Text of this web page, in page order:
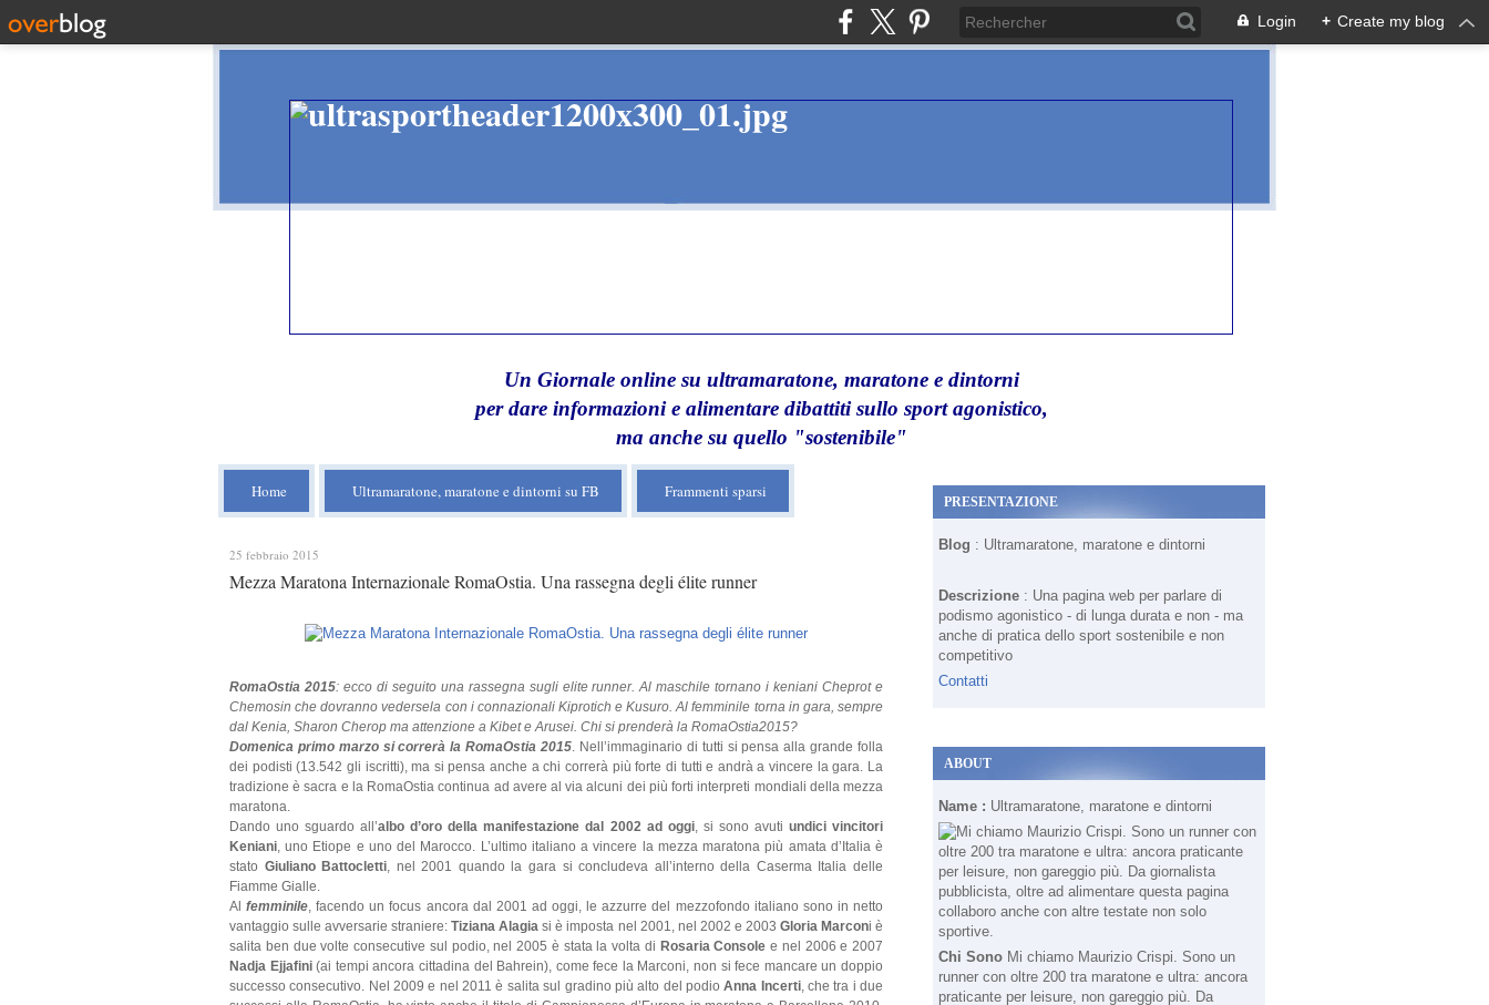
Login + Create my blog
Un Giornale online su ultramaratone, maratone e dintorni
per dare informazioni e alimentare dibattiti sullo sport agonistico,
ma anche su quello "sostenibile"
Home Ultramaratone, maratone e dintorni su FB Frammenti sparsi
25 febbraio 2015
Mezza Maratona Internazionale RomaOstia. Una rassegna degli élite runner
RomaOstia 2015: ecco di seguito una rassegna sugli elite runner.Al maschile tornano i keniani Cheprot e
Chemosin che dovranno vedersela con i connazionali Kiprotich e Kusuro. Al femminile torna in gara, sempre
dal Kenia, Sharon Cherop ma attenzione a Kibet e Arusei. Chi si prenderà la RomaOstia2015?
Domenica primo marzo si correrà la RomaOstia 2015. Nell’immaginario di tutti si pensa alla grande folla
dei podisti (13.542 gli iscritti), ma si pensa anche a chi correrà più forte di tutti e andrà a vincere la gara. La
tradizione è sacra e la RomaOstia continua ad avere al via alcuni dei più forti interpreti mondiali della mezza
maratona.
Dando uno sguardo all’albo d’oro della manifestazione dal 2002 ad oggi, si sono avuti undici vincitori
Keniani, uno Etiope e uno del Marocco. L’ultimo italiano a vincere la mezza maratona più amata d’Italia è
stato Giuliano Battocletti, nel 2001 quando la gara si concludeva all’interno della Caserma Italia delle
Fiamme Gialle.
Alfemminile, facendo un focus ancora dal 2001 ad oggi, le azzurre del mezzofondo italiano sono in netto
vantaggio sulle avversarie straniere:Tiziana Alagia si è imposta nel 2001, nel 2002 e 2003 Gloria Marconi è
salita ben due volte consecutive sul podio, nel 2005 è stata la volta di Rosaria Console e nel 2006 e 2007
Nadja Ejjafini(ai tempi ancora cittadina del Bahrein), come fece la Marconi, non si fece mancare un doppio
successo consecutivo. Nel 2009 e nel 2011 è salita sul gradino più alto del podioAnna Incerti, che tra i due
PRESENTAZIONE
Blog : Ultramaratone, maratone e dintorni
Descrizione : Una pagina web per parlare di
podismo agonistico - di lunga durata e non - ma
anche di pratica dello sport sostenibile e non
competitivo
Contatti
ABOUT
Name : Ultramaratone, maratone e dintorni
Chi Sono Mi chiamo Maurizio Crispi. Sono un
runner con oltre 200 tra maratone e ultra: ancora
praticante per leisure, non gareggio più. Da